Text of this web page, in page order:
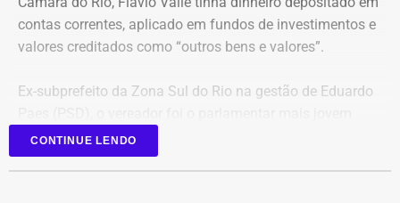
contas correntes, aplicado em fundos de investimentos e
valores creditados como “outros bens e valores”.
Ex-subprefeito da Zona Sul do Rio na gestão de Eduardo
eleito na última legislatura da Câmara e agora disputa,
pela primeira vez, o cargo de deputado estadual.
CONTINUE LENDO